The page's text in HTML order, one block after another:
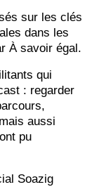
sur les clés
dans les
À savoir égal.
qui
: regarder
aussi
pu
Soazig